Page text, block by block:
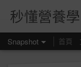
秒懂營養學
Snapshot 首頁